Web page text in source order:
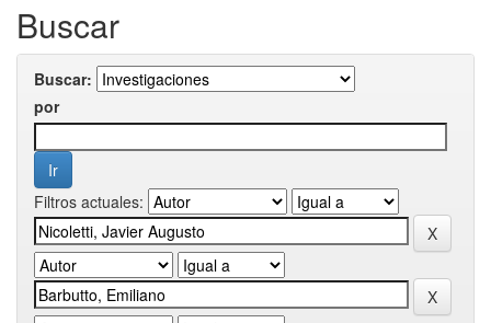
Buscar
Buscar:
por
Filtros actuales: